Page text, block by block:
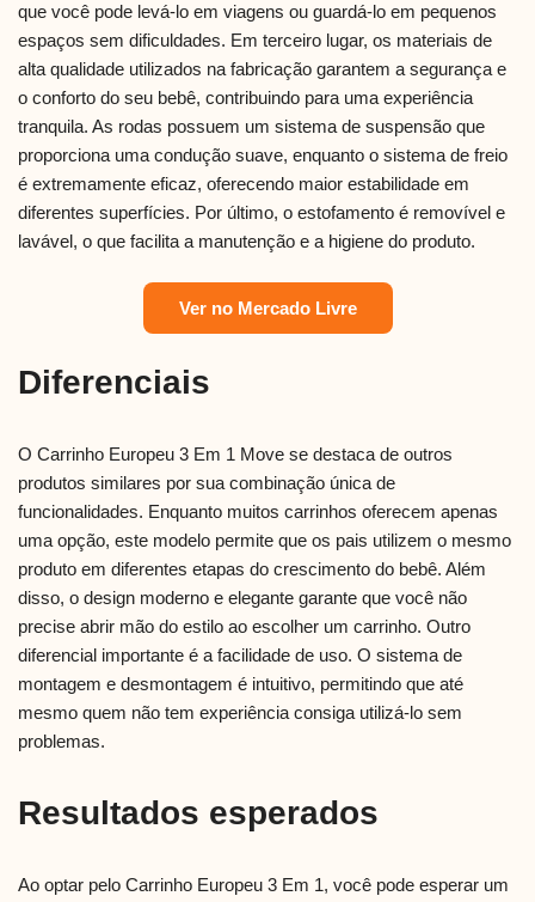
que você pode levá-lo em viagens ou guardá-lo em pequenos
espaços sem dificuldades. Em terceiro lugar, os materiais de
alta qualidade utilizados na fabricação garantem a segurança e
o conforto do seu bebê, contribuindo para uma experiência
tranquila. As rodas possuem um sistema de suspensão que
proporciona uma condução suave, enquanto o sistema de freio
é extremamente eficaz, oferecendo maior estabilidade em
diferentes superfícies. Por último, o estofamento é removível e
lavável, o que facilita a manutenção e a higiene do produto.
Ver no Mercado Livre
Diferenciais
O Carrinho Europeu 3 Em 1 Move se destaca de outros
produtos similares por sua combinação única de
funcionalidades. Enquanto muitos carrinhos oferecem apenas
uma opção, este modelo permite que os pais utilizem o mesmo
produto em diferentes etapas do crescimento do bebê. Além
disso, o design moderno e elegante garante que você não
precise abrir mão do estilo ao escolher um carrinho. Outro
diferencial importante é a facilidade de uso. O sistema de
montagem e desmontagem é intuitivo, permitindo que até
mesmo quem não tem experiência consiga utilizá-lo sem
problemas.
Resultados esperados
Ao optar pelo Carrinho Europeu 3 Em 1, você pode esperar um